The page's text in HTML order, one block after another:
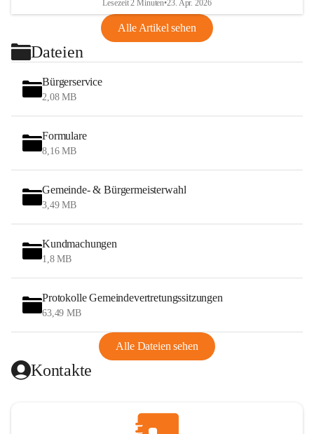
Lesezeit 2 Minuten•23. Apr. 2026
Alle Artikel sehen
Dateien
Bürgerservice
2,08 MB
Formulare
8,16 MB
Gemeinde- & Bürgermeisterwahl
3,49 MB
Kundmachungen
1,8 MB
Protokolle Gemeindevertretungssitzungen
63,49 MB
Alle Dateien sehen
Kontakte